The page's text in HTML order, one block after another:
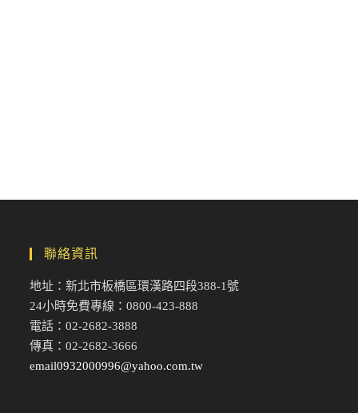
聯絡資訊
地址：新北市板橋區環漢路四段388-1號
24小時免費專線：0800-423-888
電話：02-2682-3888
傳真：02-2682-3666
email0932000996@yahoo.com.tw